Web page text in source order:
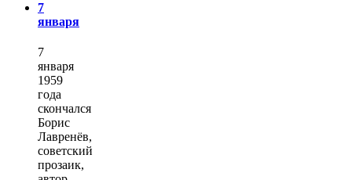
7
января
7
января
1959
года
скончался
Борис
Лавренёв,
советский
прозаик,